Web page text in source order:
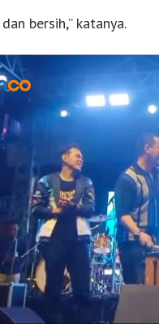
bersih,” katanya.